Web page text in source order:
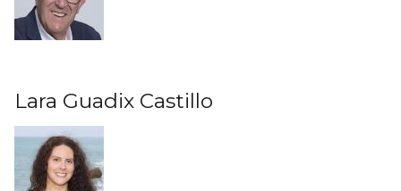
Lara Guadix Castillo